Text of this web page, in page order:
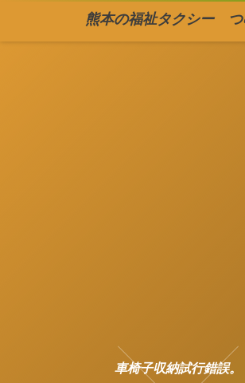
熊本の福祉タクシー つ
車椅子収納試行錯誤。